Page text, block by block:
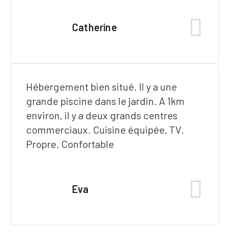
Catherine
Hébergement bien situé. Il y a une
grande piscine dans le jardin. A 1km
environ, il y a deux grands centres
commerciaux. Cuisine équipée, TV.
Propre. Confortable
Eva